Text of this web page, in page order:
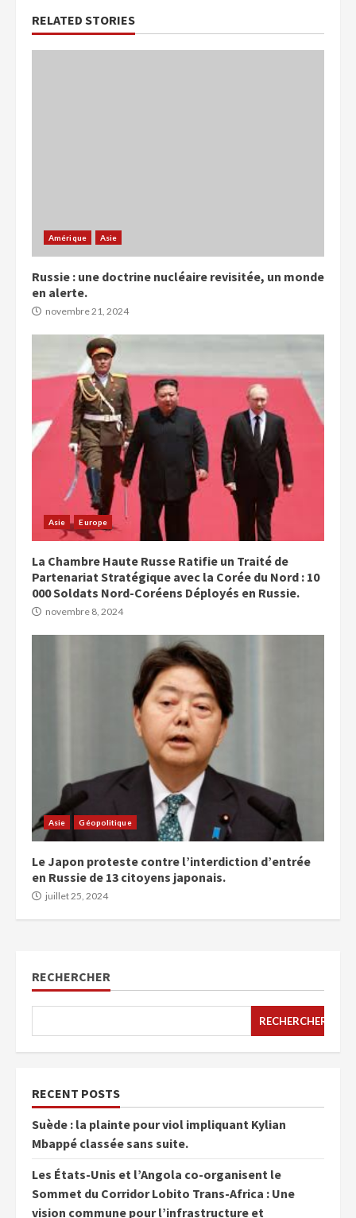
RELATED STORIES
Amérique Asie
Russie : une doctrine nucléaire revisitée, un monde
en alerte.
novembre 21, 2024
Asie Europe
La Chambre Haute Russe Ratifie un Traité de
Partenariat Stratégique avec la Corée du Nord : 10
000 Soldats Nord-Coréens Déployés en Russie.
novembre 8, 2024
Asie Géopolitique
Le Japon proteste contre l’interdiction d’entrée
en Russie de 13 citoyens japonais.
juillet 25, 2024
RECHERCHER
RECHERCHER
RECENT POSTS
Suède : la plainte pour viol impliquant Kylian
Mbappé classée sans suite.
Les États-Unis et l’Angola co-organisent le
Sommet du Corridor Lobito Trans-Africa : Une
vision commune pour l’infrastructure et